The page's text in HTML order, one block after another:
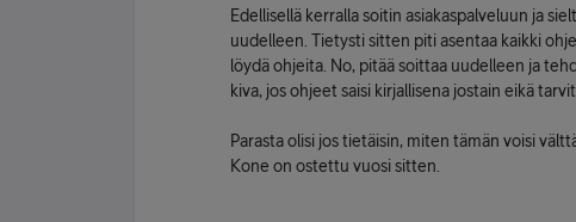
Edellisellä kerralla soitin asiakaspalveluun ja
uudelleen. Tietysti sitten piti asentaa kaikki
löydä ohjeita. No, pitää soittaa uudelleen ja
kiva, jos ohjeet saisi kirjallisena jostain eikä
Parasta olisi jos tietäisin, miten tämän voisi
Kone on ostettu vuosi sitten.